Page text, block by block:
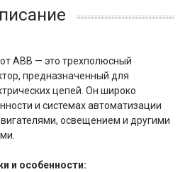
ABB — это трехполюсный
предназначенный для
цепей. Он широко
и системах автоматизации
освещением и другими
и особенности: